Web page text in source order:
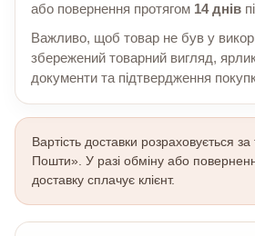
або повернення протягом 14 днів
Важливо, щоб товар не був у
збережений товарний вигляд,
документи та підтвердження
Вартість доставки розраховується
Пошти». У разі обміну або
доставку сплачує клієнт.